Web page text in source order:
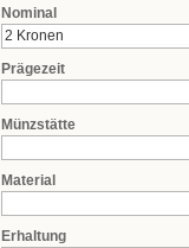
Nominal
Prägezeit
Münzstätte
Material
Erhaltung